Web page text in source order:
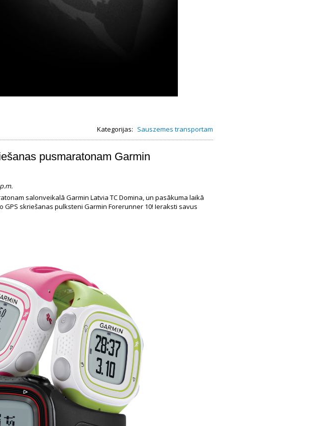
Kategorijas: Sauszemes transportam
pusmaratonam Garmin
salonveikalā Garmin Latvia TC Domina, un pasākuma laikā
GPS skriešanas pulksteni Garmin Forerunner 10! Ieraksti savus